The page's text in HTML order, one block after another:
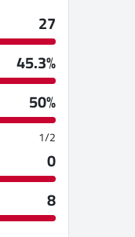
27
45.3%
50%
1/2
0
8